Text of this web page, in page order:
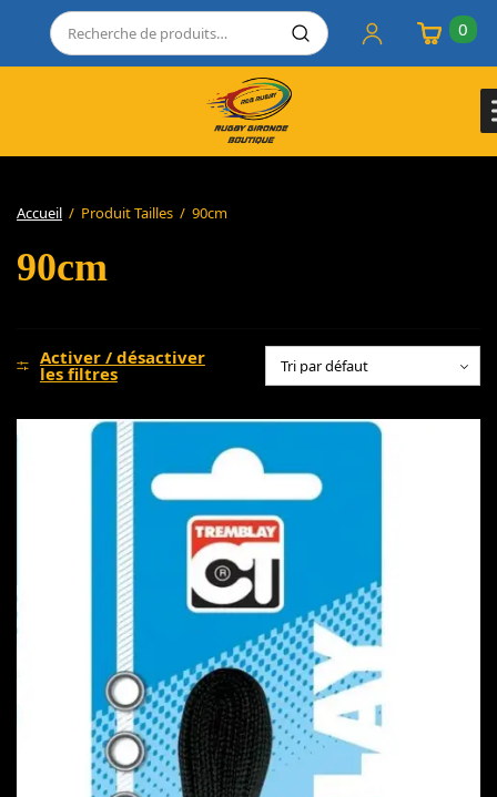
0
Accueil / Produit Tailles / 90cm
90cm
Activer / désactiver
les filtres